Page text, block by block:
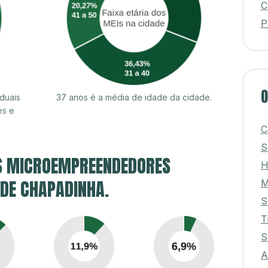
e
37 anos é a média de idade da cidade.
CHAPADINHA.